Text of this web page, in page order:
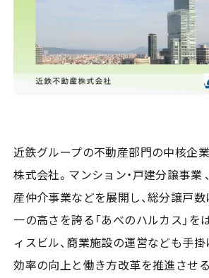
近鉄グループの不動産部門の中核企
株式会社。マンション・戸建分譲事業
産仲介事業などを展開し、総分譲戸
一の高さを誇る「あべのハルカス」を
ィスビル、商業施設の運営なども手掛
効率の向上と働き方改革を推進させ